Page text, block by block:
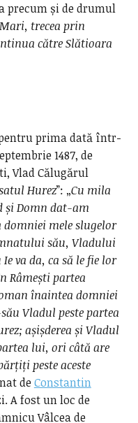
precum și de drumul
trecea prin
către Slătioara
prima dată într-
1487, de
Vlad Călugărul
Hurez”: „Cu mila
și Domn dat-am
domniei mele slugelor
său, Vladului
va da, ca să le fie lor
Râmești partea
înaintea domniei
Vladul peste partea
așișderea și Vladul
lui, ori câtă are
peste aceste
deConstantin
A fost un loc de
Vâlcea de